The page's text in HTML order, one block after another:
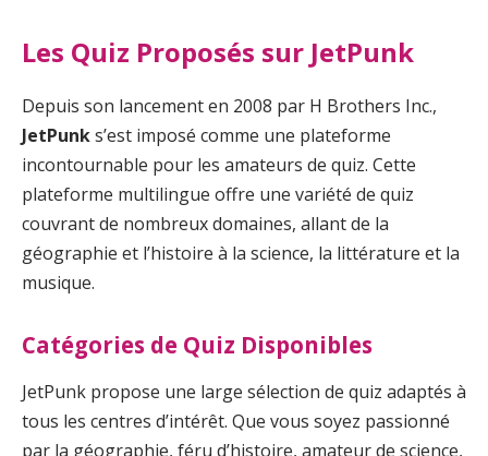
Les Quiz Proposés sur JetPunk
Depuis son lancement en 2008 par H Brothers Inc.,
JetPunks’est imposé comme une plateforme
incontournable pour les amateurs de quiz. Cette
plateforme multilingue offre une variété de quiz
couvrant de nombreux domaines, allant de la
géographie et l’histoire à la science, la littérature et la
musique.
Catégories de Quiz Disponibles
JetPunk propose une large sélection de quiz adaptés à
tous les centres d’intérêt. Que vous soyez passionné
par la géographie, féru d’histoire, amateur de science,